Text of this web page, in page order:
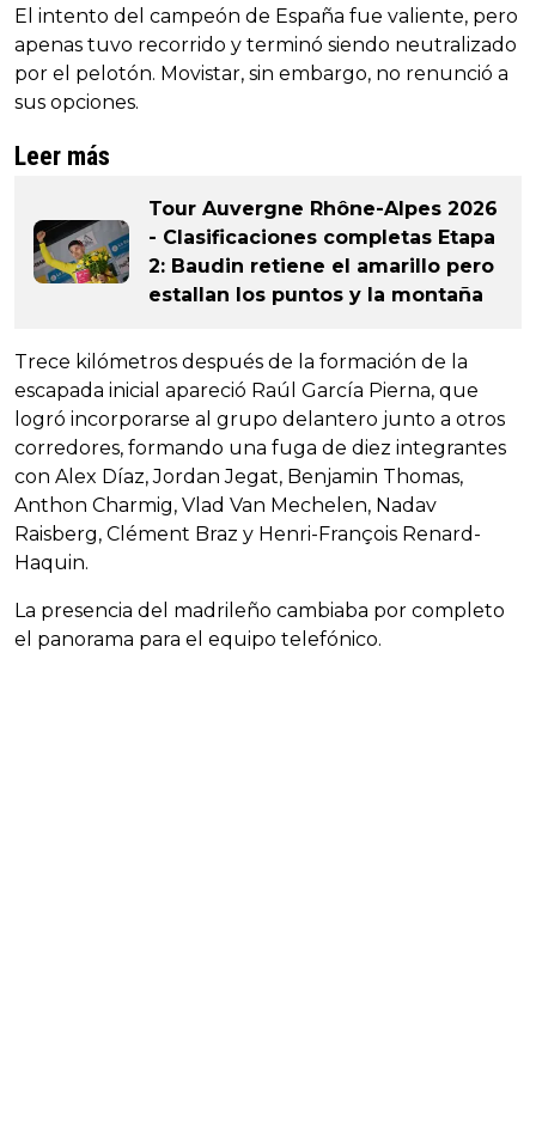
El intento del campeón de España fue valiente, pero
apenas tuvo recorrido y terminó siendo neutralizado
por el pelotón. Movistar, sin embargo, no renunció a
sus opciones.
Leer más
Tour Auvergne Rhône-Alpes 2026
- Clasificaciones completas Etapa
2: Baudin retiene el amarillo pero
estallan los puntos y la montaña
Trece kilómetros después de la formación de la
escapada inicial apareció Raúl García Pierna, que
logró incorporarse al grupo delantero junto a otros
corredores, formando una fuga de diez integrantes
con Alex Díaz, Jordan Jegat, Benjamin Thomas,
Anthon Charmig, Vlad Van Mechelen, Nadav
Raisberg, Clément Braz y Henri-François Renard-
Haquin.
La presencia del madrileño cambiaba por completo
el panorama para el equipo telefónico.